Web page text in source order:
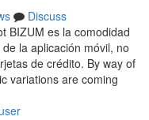
Discuss
BIZUM es la comodidad
la aplicación móvil, no
de crédito. By way of
variations are coming